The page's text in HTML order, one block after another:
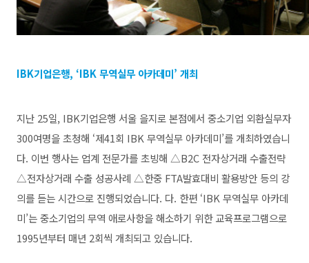
IBK기업은행, ‘IBK 무역실무 아카데미’ 개최
지난 25일, IBK기업은행 서울 을지로 본점에서 중소기업 외환실무자
300여명을 초청해 ‘제41회 IBK 무역실무 아카데미’를 개최하였습니
다. 이번 행사는 업계 전문가를 초빙해 △B2C 전자상거래 수출전략
△전자상거래 수출 성공사례 △한중 FTA발효대비 활용방안 등의 강
의를 듣는 시간으로 진행되었습니다. 다. 한편 ‘IBK 무역실무 아카데
미’는 중소기업의 무역 애로사항을 해소하기 위한 교육프로그램으로
1995년부터 매년 2회씩 개최되고 있습니다.